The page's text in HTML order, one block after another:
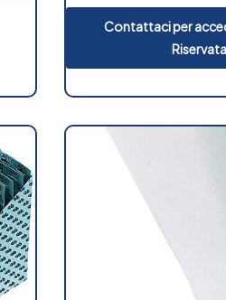
Contattaci per
Riservata